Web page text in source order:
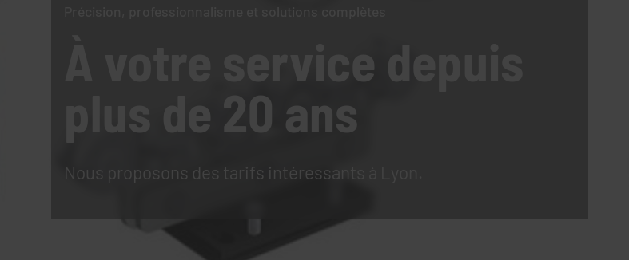
Précision, professionnalisme et solutions complètes
À votre service depuis
plus de 20 ans
Nous proposons des tarifs intéressants à Lyon.